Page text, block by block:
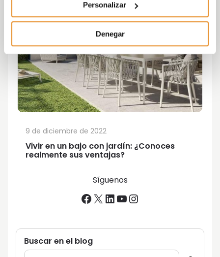
Personalizar
Denegar
Vivir en un bajo con jardín: ¿Conoces
realmente sus ventajas?
9 de diciembre de 2022
Síguenos
Facebook
X LinkedIn
YouTube
Instagram
Buscar en el blog